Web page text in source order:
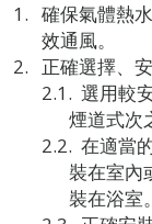
確保氣體熱
效通風。
正確選擇、
選用較
煙道式次
在適當
裝在室內
裝在浴室。